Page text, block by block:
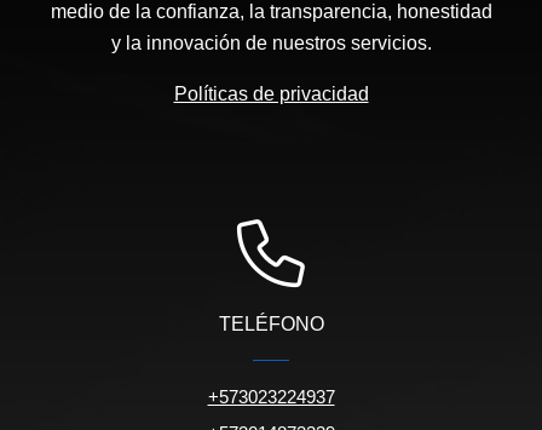
medio de la confianza, la transparencia, honestidad
y la innovación de nuestros servicios.
Políticas de privacidad
TELÉFONO
+573023224937